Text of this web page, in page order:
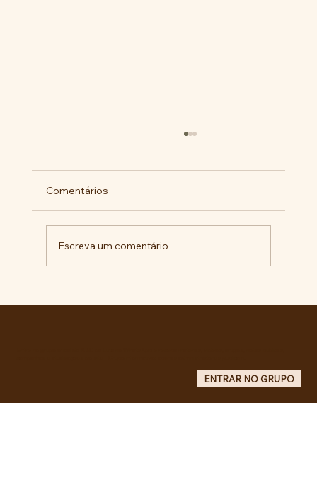
Comentários
Escreva um comentário
ENTRAR NO GRUPO